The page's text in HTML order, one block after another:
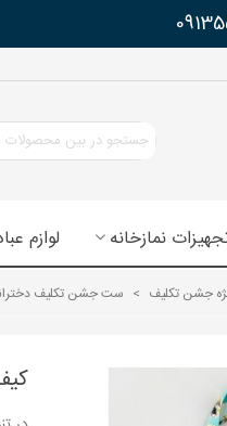
نمازخانه لوازم
جشن تکلیف > ست جشن تکلیف